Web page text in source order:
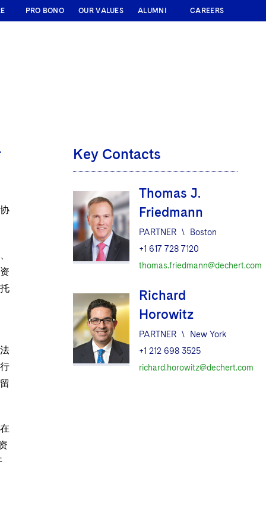
PRO BONO OUR VALUES ALUMNI CAREERS
Key Contacts
Thomas J.
Friedmann
PARTNER \
Boston
+1 617 728 7120
thomas.friedmann@dechert.com
Richard
Horowitz
PARTNER \
New York
+1 212 698 3525
richard.horowitz@dechert.com